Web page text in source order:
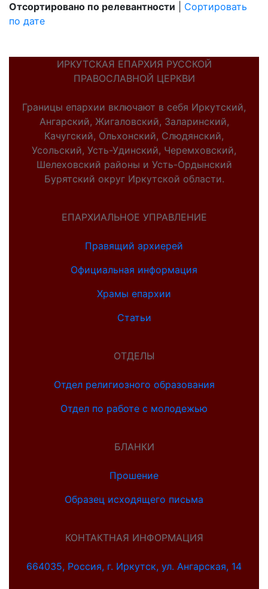
Отсортировано по релевантности
Сортировать
по дате
ИРКУТСКАЯ ЕПАРХИЯ РУССКОЙ
ПРАВОСЛАВНОЙ ЦЕРКВИ
Границы епархии включают в себя Иркутский,
Ангарский, Жигаловский, Заларинский,
Качугский, Ольхонский, Слюдянский,
Усольский, Усть-Удинский, Черемховский,
Шелеховский районы и Усть-Ордынский
Бурятский округ Иркутской области.
ЕПАРХИАЛЬНОЕ УПРАВЛЕНИЕ
Правящий архиерей
Официальная информация
Храмы епархии
Статьи
ОТДЕЛЫ
Отдел религиозного образования
Отдел по работе с молодежью
БЛАНКИ
Прошение
Образец исходящего письма
КОНТАКТНАЯ ИНФОРМАЦИЯ
664035, Россия, г. Иркутск, ул. Ангарская, 14